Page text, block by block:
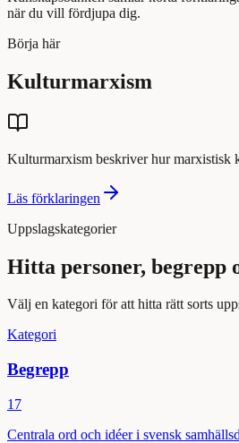
när du vill fördjupa dig.
Börja här
Kulturmarxism
Kulturmarxism beskriver hur marxistisk
Läs förklaringen
Uppslagskategorier
Hitta personer, begrepp
Välj en kategori för att hitta rätt sorts
Kategori
Begrepp
17
Centrala ord och idéer i svensk